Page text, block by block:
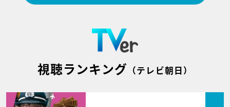
視聴ランキング （テレビ朝日）